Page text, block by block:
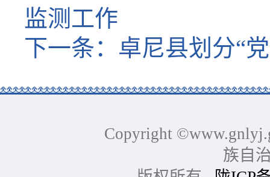
监测工作
下一条： 卓尼县划分“
Copyright
族自